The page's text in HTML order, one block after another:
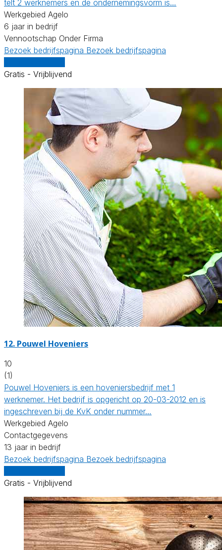
telt 2 werknemers en de ondernemingsvorm is…
Werkgebied Agelo
6 jaar in bedrijf
Vennootschap Onder Firma
Bezoek bedrijfspagina Bezoek bedrijfspagina
Gratis - Vrijblijvend
12. Pouwel Hoveniers
10
(1)
Pouwel Hoveniers is een hoveniersbedrijf met 1
werknemer. Het bedrijf is opgericht op 20-03-2012 en is
ingeschreven bij de KvK onder nummer…
Werkgebied Agelo
Contactgegevens
13 jaar in bedrijf
Bezoek bedrijfspagina Bezoek bedrijfspagina
Gratis - Vrijblijvend